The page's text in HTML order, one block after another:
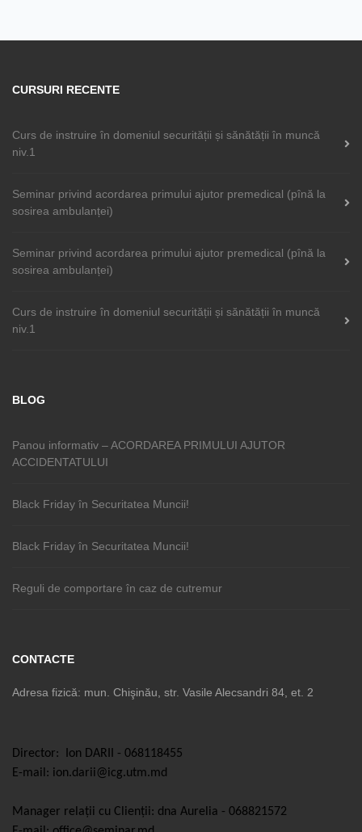
CURSURI RECENTE
Curs de instruire în domeniul securității și sănătății în muncă
niv.1
Seminar privind acordarea primului ajutor premedical (pînă la
sosirea ambulanței)
Seminar privind acordarea primului ajutor premedical (pînă la
sosirea ambulanței)
Curs de instruire în domeniul securității și sănătății în muncă
niv.1
BLOG
Panou informativ – ACORDAREA PRIMULUI AJUTOR
ACCIDENTATULUI
Black Friday în Securitatea Muncii!
Black Friday în Securitatea Muncii!
Reguli de comportare în caz de cutremur
CONTACTE
Adresa fizică: mun. Chişinău, str. Vasile Alecsandri 84, et. 2
Director: Ion DARII - 068118455
E-mail: ion.darii@icg.utm.md
Manager relații cu Clienții: dna Aurelia - 068821572